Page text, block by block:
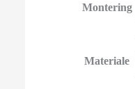
Montering
Materiale